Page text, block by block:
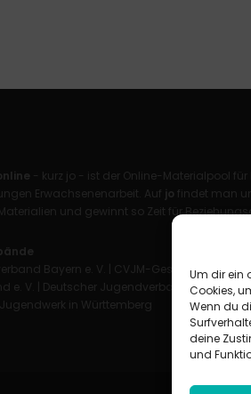
Um dir ein
Cookies,
Wenn du
deine
und
- kurz jo - ist der Online-Materialpool
Erwachsenenarbeit. Auf jo findet man
und gewinnt so Zeit für
Bayern e. V.
CVJM-Gesamtverband
e. V.
Deutscher Jugendverband
in Württemberg